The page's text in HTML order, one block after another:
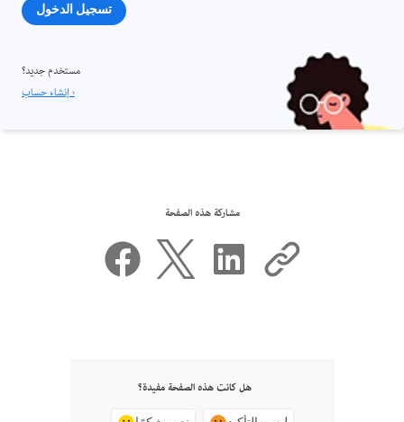
تسجيل الدخول
مستخدم جديد؟
إنشاء حساب ›
مشاركة هذه الصفحة
هل كانت هذه الصفحة مفيدة؟